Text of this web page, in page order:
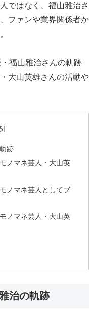
ではなく、福山雅治さ
ファンや業界関係者か
福山雅治さんの軌跡
大山英雄さんの活動や
跡
ノマネ芸人・大山英
ノマネ芸人としてブ
ノマネ芸人・大山英
治の軌跡